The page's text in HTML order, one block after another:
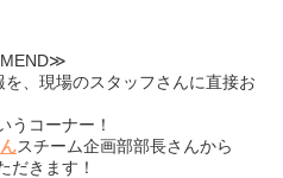
、現場のスタッフさんに直接お
うコーナー！
スチーム企画部部長さんから
だきます！